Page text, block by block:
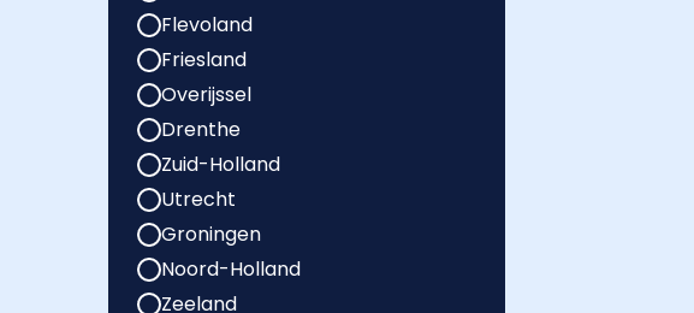
Flevoland
Friesland
Overijssel
Drenthe
Zuid-Holland
Utrecht
Groningen
Noord-Holland
Zeeland